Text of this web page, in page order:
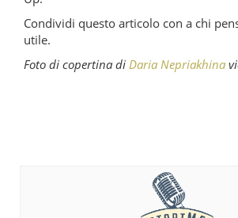
Condividi questo articolo con a chi
utile.
Foto di copertina di Daria Nepriakhina